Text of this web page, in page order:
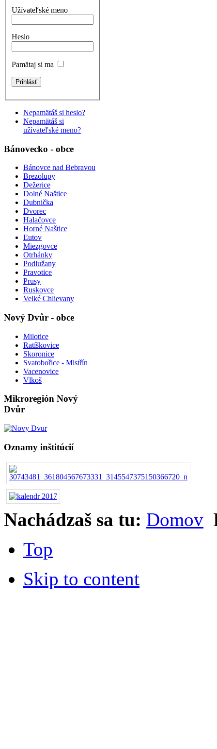
Užívateľské meno
Heslo
Pamätaj si ma
Nepamätáš si heslo?
Nepamätáš si
užívateľské meno?
Bánovecko - obce
Bánovce nad Bebravou
Brezolupy
Dežerice
Dolné Naštice
Dubnička
Dvorec
Halačovce
Horné Naštice
Ľutov
Miezgovce
Otrhánky
Podlužany
Pravotice
Prusy
Ruskovce
Velké Chlievany
Nový Dvůr - obce
Milotice
Ratíškovice
Skoronice
Svatobořice - Mistřín
Vacenovice
Vlkoš
Mikroregión Nový
Dvůr
Oznamy inštitúcií
Nachádzaš sa tu: Domov
Top
Skip to content